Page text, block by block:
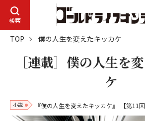
検索
TOP 僕の人生を変えたキッカケ
［連載］僕の人生を
ケ
小説 『僕の人生を変えたキッカケ』 【第11回